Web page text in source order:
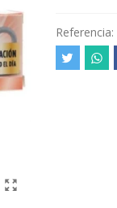
Referencia: